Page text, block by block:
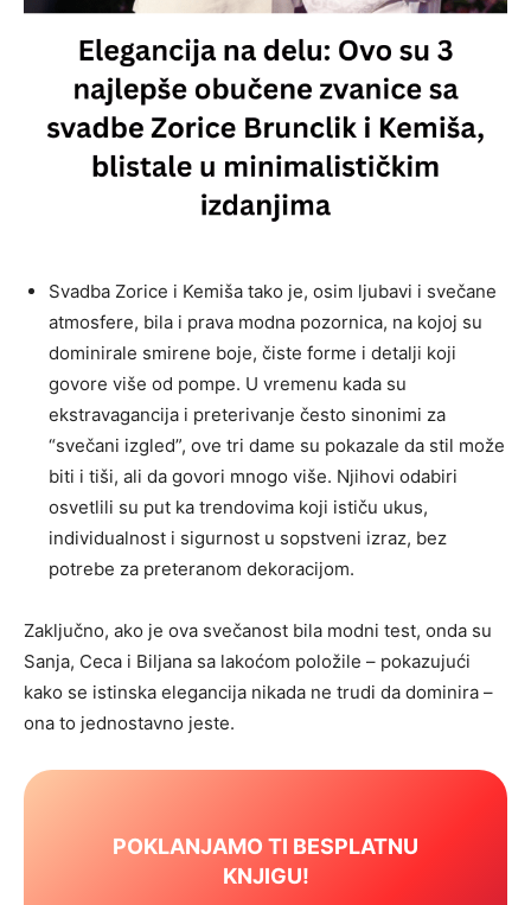
Svadba Zorice i Kemiša tako je, osim ljubavi i svečane
atmosfere, bila i prava modna pozornica, na kojoj su
dominirale smirene boje, čiste forme i detalji koji
govore više od pompe. U vremenu kada su
ekstravagancija i preterivanje često sinonimi za
“svečani izgled”, ove tri dame su pokazale da stil može
biti i tiši, ali da govori mnogo više. Njihovi odabiri
osvetlili su put ka trendovima koji ističu ukus,
individualnost i sigurnost u sopstveni izraz, bez
potrebe za preteranom dekoracijom.
Zaključno, ako je ova svečanost bila modni test, onda su
Sanja, Ceca i Biljana sa lakoćom položile – pokazujući
kako se istinska elegancija nikada ne trudi da dominira –
ona to jednostavno jeste.
POKLANJAMO TI BESPLATNU
KNJIGU!